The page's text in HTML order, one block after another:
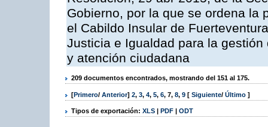
Gobierno, por la que se ordena la
el Cabildo Insular de
Justicia e Igualdad para la
y atención ciudadana
209 documentos encontrados, mostrando del 151 al 175.
[Primero/ Anterior] 2, 3, 4, 5, 6, 7, 8, 9 [ Siguiente/ Último ]
Tipos de exportación: XLS | PDF | ODT